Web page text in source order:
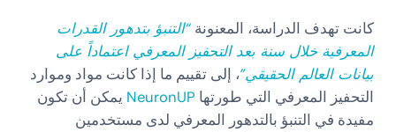
كانت تهدف الدراسة، المعنونة “التنبؤ بتدهور القدرات
المعرفية خلال سنة بعد التحفيز المعرفي اعتماداً على
بيانات العالم الحقيقي”، إلى تقييم ما إذا كانت مواد وموارد
التحفيز المعرفي التي طورتها NeuronUP يمكن أن تكون
مفيدة في التنبؤ بالتدهور المعرفي لدى مستخدمين